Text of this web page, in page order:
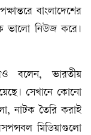
বাংলাদেশের
ভালো নিউজ করে।
বলেন, ভারতীয়
সেখানে কোনো
নাটক তৈরি করাই
মিডিয়াগুলো